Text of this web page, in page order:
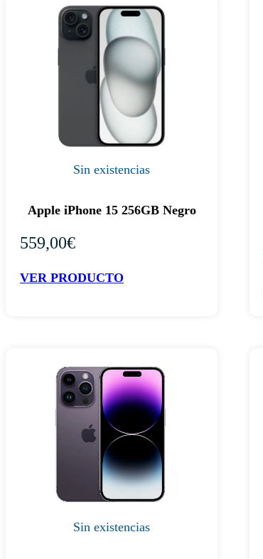
Sin existencias
Apple iPhone 15 256GB Negro
559,00€
VER PRODUCTO
Sin existencias